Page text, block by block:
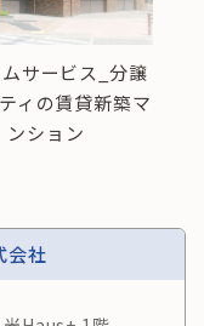
サービス_分譲
ィの賃貸新築マ
ンション
会社